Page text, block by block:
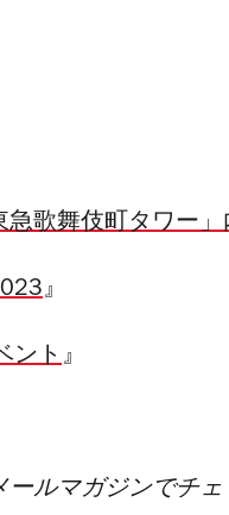
歌舞伎町タワー」
』
ント』
ルマガジンでチェ